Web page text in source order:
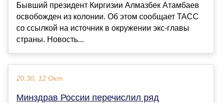
Бывший президент Киргизии Алмазбек Атамбаев
освобожден из колонии. Об этом сообщает ТАСС
со ссылкой на источник в окружении экс-главы
страны. Новость...
20:30, 12 Окт
Минздрав России перечислил ряд